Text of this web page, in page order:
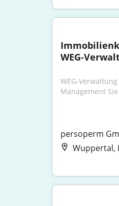
WEG-
WEG-
Management
persoperm
Wuppertal,